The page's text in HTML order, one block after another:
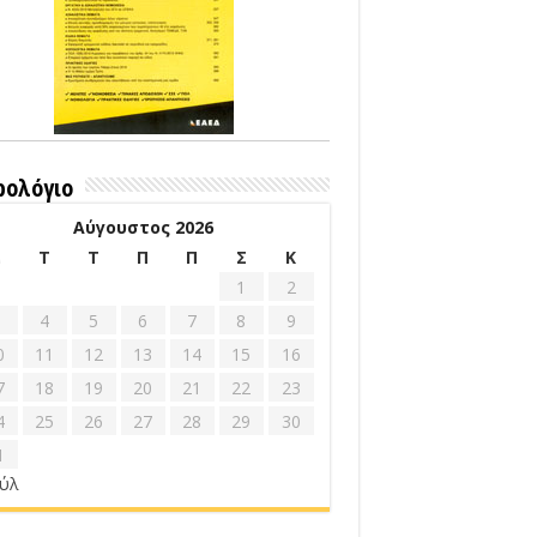
Αύγουστος 2026
Τ Τ Π Π Σ
Κ
1
2
4 5 6 7 8
9
11 12 13 14 15
16
18 19 20 21 22
23
25 26 27 28 29
30